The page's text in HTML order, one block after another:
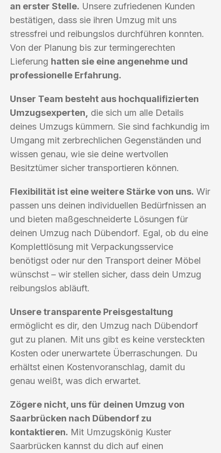
an erster Stelle. Unsere zufriedenen Kunden
bestätigen, dass sie ihren Umzug mit uns
stressfrei und reibungslos durchführen konnten.
Von der Planung bis zur termingerechten
Lieferung hatten sie eine angenehme und
professionelle Erfahrung.
Unser Team besteht aus hochqualifizierten
Umzugsexperten,
die sich um alle Details
deines Umzugs kümmern. Sie sind fachkundig im
Umgang mit zerbrechlichen Gegenständen und
wissen genau, wie sie deine wertvollen
Besitztümer sicher transportieren können.
Flexibilität ist eine weitere Stärke von uns. Wir
passen uns deinen individuellen Bedürfnissen an
und bieten maßgeschneiderte Lösungen für
deinen Umzug nach Dübendorf. Egal, ob du eine
Komplettlösung mit Verpackungsservice
benötigst oder nur den Transport deiner Möbel
wünschst – wir stellen sicher, dass dein Umzug
reibungslos abläuft.
Unsere transparente Preisgestaltung
ermöglicht es dir, den Umzug nach Dübendorf
gut zu planen. Mit uns gibt es keine versteckten
Kosten oder unerwartete Überraschungen. Du
erhältst einen Kostenvoranschlag, damit du
genau weißt, was dich erwartet.
Zögere nicht, uns für deinen Umzug von
Saarbrücken nach Dübendorf zu
kontaktieren. Mit Umzugskönig Kuster
Saarbrücken kannst du dich auf einen